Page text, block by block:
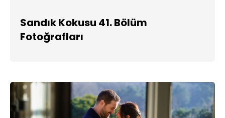
Sandık Kokusu 41. Bölüm
Fotoğrafları